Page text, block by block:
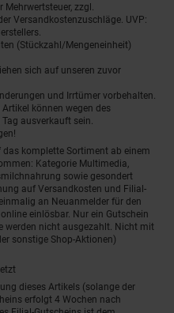
zzgl.
Versandkostenzuschläge. UVP:
(Stückzahl/Mengeneinheit)
sich auf unseren zuvor
und Irrtümer vorbehalten.
können wegen des
ausverkauft sein.
komplette Sortiment ab einem
Kategorie Multimedia,
sowie gesondert
auf Versandkosten und Filial-
an Neuanmelder für den
einlösbar. Nur ein Gutschein
werden nicht ausgezahlt. Nicht mit
sonstige Shop-Aktionen)
dieses Artikels (solange der
erfolgt 4 Wochen nach